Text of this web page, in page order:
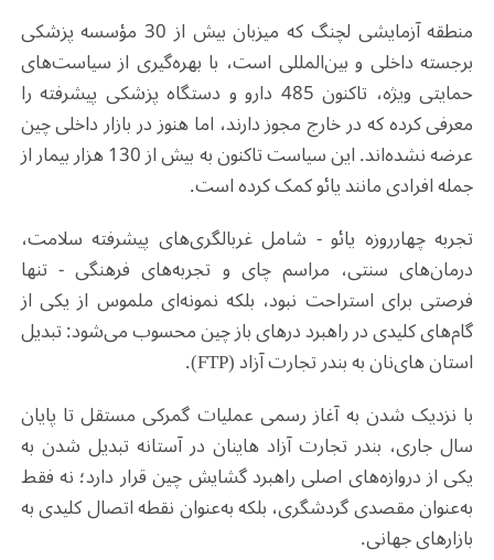
منطقه آزمایشی لچنگ که میزبان بیش از 30 مؤسسه پزشکی
برجسته داخلی و بین‌المللی است، با بهره‌گیری از سیاست‌های
حمایتی ویژه، تاکنون 485 دارو و دستگاه پزشکی پیشرفته را
معرفی کرده که در خارج مجوز دارند، اما هنوز در بازار داخلی چین
عرضه نشده‌اند. این سیاست تاکنون به بیش از 130 هزار بیمار از
جمله افرادی مانند یائو کمک کرده است.
تجربه چهارروزه یائو - شامل غربالگری‌های پیشرفته سلامت،
درمان‌های سنتی، مراسم چای و تجربه‌های فرهنگی - تنها
فرصتی برای استراحت نبود، بلکه نمونه‌ای ملموس از یکی از
گام‌های کلیدی در راهبرد درهای باز چین محسوب می‌شود: تبدیل
استان های‌نان به بندر تجارت آزاد (FTP
).
با نزدیک شدن به آغاز رسمی عملیات گمرکی مستقل تا پایان
سال جاری، بندر تجارت آزاد هاینان در آستانه تبدیل شدن به
یکی از دروازه‌های اصلی راهبرد گشایش چین قرار دارد؛ نه فقط
به‌عنوان مقصدی گردشگری، بلکه به‌عنوان نقطه اتصال کلیدی به
بازارهای جهانی.